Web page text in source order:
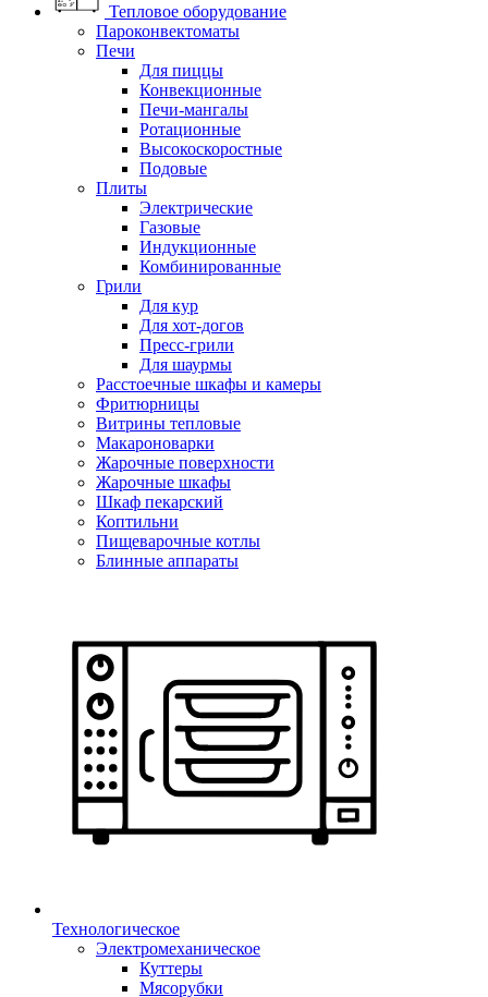
Тепловое оборудование
Пароконвектоматы
Печи
Для пиццы
Конвекционные
Печи-мангалы
Ротационные
Высокоскоростные
Подовые
Плиты
Электрические
Газовые
Индукционные
Комбинированные
Грили
Для кур
Для хот-догов
Пресс-грили
Для шаурмы
Расстоечные шкафы и камеры
Фритюрницы
Витрины тепловые
Макароноварки
Жарочные поверхности
Жарочные шкафы
Шкаф пекарский
Коптильни
Пищеварочные котлы
Блинные аппараты
Технологическое
Электромеханическое
Куттеры
Мясорубки